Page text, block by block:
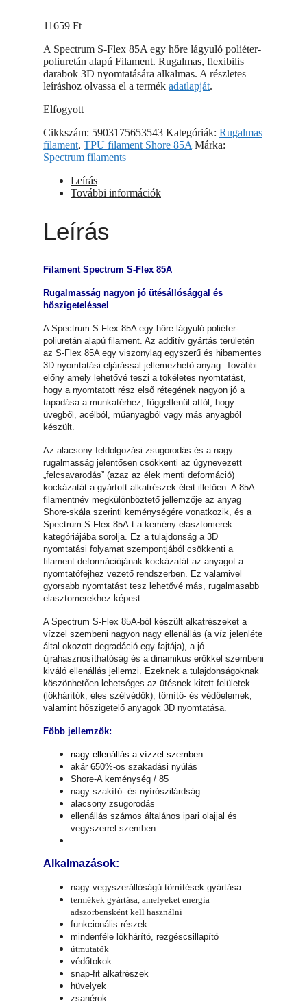
11659 Ft
A Spectrum S-Flex 85A egy hőre lágyuló poliéter-
poliuretán alapú Filament. Rugalmas, flexibilis
darabok 3D nyomtatására alkalmas. A részletes
leíráshoz olvassa el a termék adatlapját.
Elfogyott
Cikkszám: 5903175653543 Kategóriák: Rugalmas
filament, TPU filament Shore 85A Márka:
Spectrum filaments
Leírás
További információk
Leírás
Filament Spectrum S-Flex 85A
Rugalmasság nagyon jó ütésállósággal és
hőszigeteléssel
A Spectrum S-Flex 85A egy hőre lágyuló poliéter-
poliuretán alapú filament. Az additív gyártás területén
az S-Flex 85A egy viszonylag egyszerű és hibamentes
3D nyomtatási eljárással jellemezhető anyag. További
előny amely lehetővé teszi a tökéletes nyomtatást,
hogy a nyomtatott rész első rétegének nagyon jó a
tapadása a munkatérhez, függetlenül attól, hogy
üvegből, acélból, műanyagból vagy más anyagból
készült.
Az alacsony feldolgozási zsugorodás és a nagy
rugalmasság jelentősen csökkenti az úgynevezett
„felcsavarodás” (azaz az élek menti deformáció)
kockázatát a gyártott alkatrészek éleit illetően. A 85A
filamentnév megkülönböztető jellemzője az anyag
Shore-skála szerinti keménységére vonatkozik, és a
Spectrum S-Flex 85A-t a kemény elasztomerek
kategóriájába sorolja. Ez a tulajdonság a 3D
nyomtatási folyamat szempontjából csökkenti a
filament deformációjának kockázatát az anyagot a
nyomtatófejhez vezető rendszerben. Ez valamivel
gyorsabb nyomtatást tesz lehetővé más, rugalmasabb
elasztomerekhez képest.
A Spectrum S-Flex 85A-ból készült alkatrészeket a
vízzel szembeni nagyon nagy ellenállás (a víz jelenléte
által okozott degradáció egy fajtája), a jó
újrahasznosíthatóság és a dinamikus erőkkel szembeni
kiváló ellenállás jellemzi. Ezeknek a tulajdonságoknak
köszönhetően lehetséges az ütésnek kitett felületek
(lökhárítók, éles szélvédők), tömítő- és védőelemek,
valamint hőszigetelő anyagok 3D nyomtatása.
Főbb jellemzők:
nagy ellenállás a vízzel szemben
akár 650%-os szakadási nyúlás
Shore-A keménység / 85
nagy szakító- és nyírószilárdság
alacsony zsugorodás
ellenállás számos általános ipari olajjal és
vegyszerrel szemben
Alkalmazások:
nagy vegyszerállóságú tömítések gyártása
termékek gyártása, amelyeket energia
adszorbensként kell használni
funkcionális részek
mindenféle lökhárító, rezgéscsillapító
útmutatók
védőtokok
snap-fit alkatrészek
hüvelyek
zsanérok